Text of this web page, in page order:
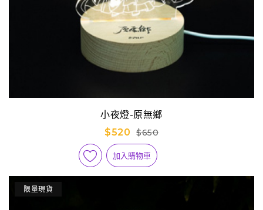
小夜燈-原無鄉
$520
$650
加入購物車
限量現貨